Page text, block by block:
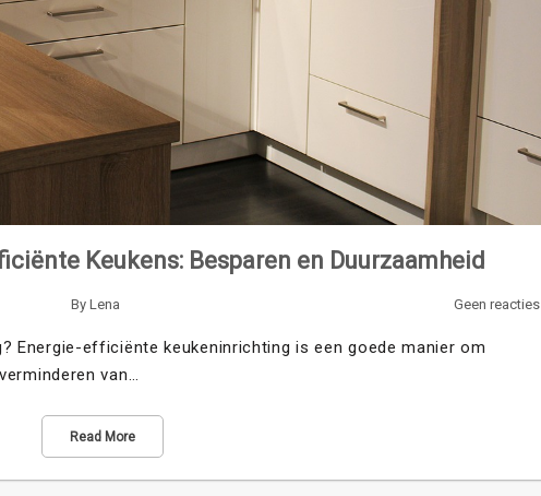
Keukens: Besparen en Duurzaamheid
By Lena Geen reacties
Energie-efficiënte keukeninrichting is een goede manier om
van…
Read More